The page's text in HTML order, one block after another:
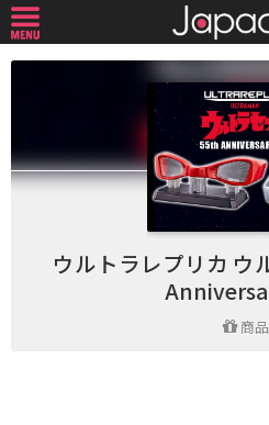
ウルトラレプリカ ウ
商品